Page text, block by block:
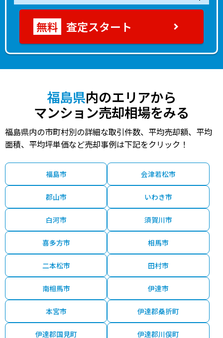
査定スタート
福島県内のエリアから
マンション売却相場をみる
福島県内の市町村別の詳細な取引件数、平均売却額、平均
面積、平均坪単価など売却事例は下記をクリック！
福島市 会津若松市
郡山市 いわき市
白河市 須賀川市
喜多方市 相馬市
二本松市 田村市
南相馬市 伊達市
本宮市 伊達郡桑折町
伊達郡国見町 伊達郡川俣町